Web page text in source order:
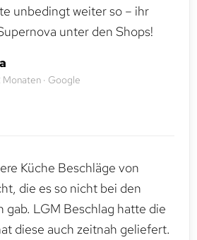
unbedingt weiter so – ihr
unter den Shops!
· Google
Küche Beschläge von
die es so nicht bei den
gab. LGM Beschlag hatte die
diese auch zeitnah geliefert.